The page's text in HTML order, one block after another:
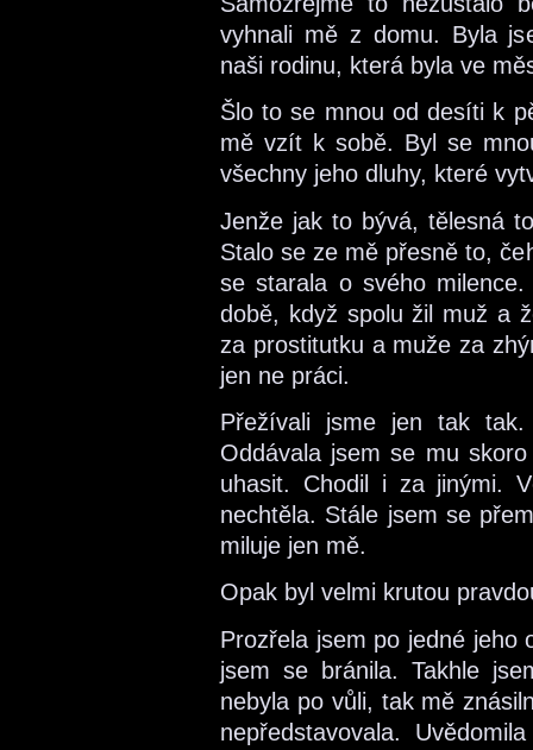
vyhnali mě z domu. Byla
naši rodinu, která byla ve
Šlo to se mnou od desíti k
mě vzít k sobě. Byl se
všechny jeho dluhy, které
Jenže jak to bývá, tělesná
Stalo se ze mě přesně to,
se starala o svého
době, když spolu žil muž a
za prostitutku a muže za
jen ne práci.
Přežívali jsme jen tak
Oddávala jsem se mu
uhasit. Chodil i za jinými.
nechtěla. Stále jsem se
miluje jen mě.
Opak byl velmi krutou
Prozřela jsem po jedné jeho
jsem se bránila. Takhle
nebyla po vůli, tak mě
nepředstavovala.